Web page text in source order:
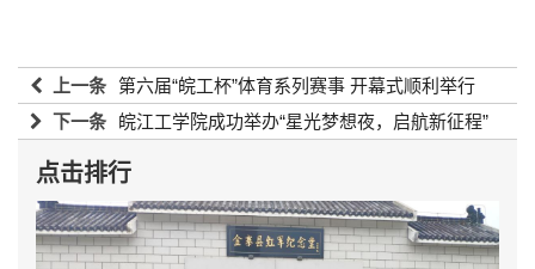
上一条
第六届“皖工杯”体育系列赛事 开幕式顺利举行
2025-10-10 18:45:37
下一条
皖江工学院成功举办“星光梦想夜，启航新征程”
2025年迎新晚会
点击排行